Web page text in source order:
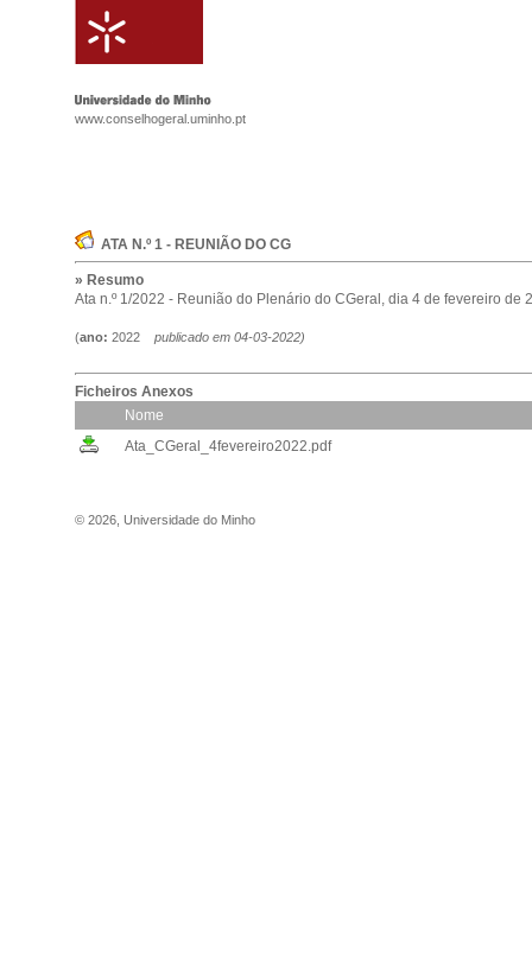
www.conselhogeral.uminho.pt
ATA N.º 1 - REUNIÃO DO CG
» Resumo
Ata n.º 1/2022 - Reunião do Plenário do CGeral, dia 4 de fevereiro de
(ano: 2022 publicado em 04-03-2022)
Ficheiros Anexos
Nome
Ata_CGeral_4fevereiro2022.pdf
© 2026 Universidade do Minho